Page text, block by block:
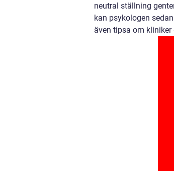
neutral ställning
kan psykologen
även tipsa om